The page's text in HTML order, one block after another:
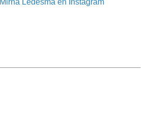
Mirna Ledesma en Instagram